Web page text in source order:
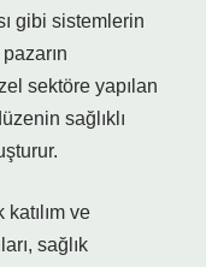
gibi sistemlerin
sektöre yapılan
sağlıklı
ve
sağlık